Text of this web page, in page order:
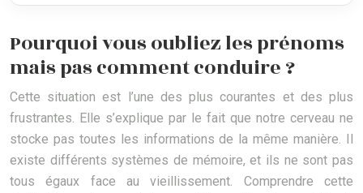
Pourquoi vous oubliez les prénoms
mais pas comment conduire ?
Cette situation est l’une des plus courantes et des plus
frustrantes. Elle s’explique par le fait que notre cerveau ne
stocke pas toutes les informations de la même manière. Il
existe différents systèmes de mémoire, et ils ne sont pas
tous égaux face au vieillissement. Comprendre cette